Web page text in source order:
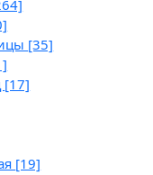
[35]
[17]
[19]